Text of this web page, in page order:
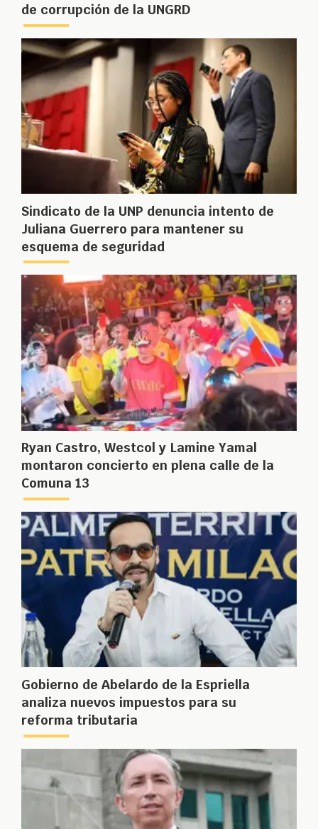
de corrupción de la UNGRD
Sindicato de la UNP denuncia intento de
Juliana Guerrero para mantener su
esquema de seguridad
Ryan Castro, Westcol y Lamine Yamal
montaron concierto en plena calle de la
Comuna 13
Gobierno de Abelardo de la Espriella
analiza nuevos impuestos para su
reforma tributaria